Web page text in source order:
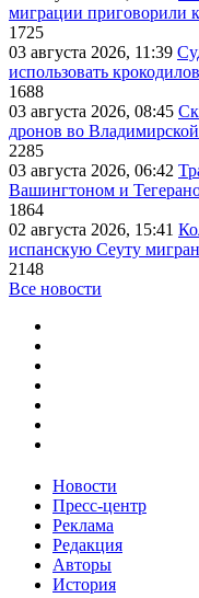
миграции приговорили
1725
03 августа 2026, 11:39
использовать
1688
03 августа 2026, 08:45
дронов во
2285
03 августа 2026, 06:42
Вашингтоном и
1864
02 августа 2026, 15:41
испанскую Сеуту
2148
Все новости
Новости
Пресс-центр
Реклама
Редакция
Авторы
История